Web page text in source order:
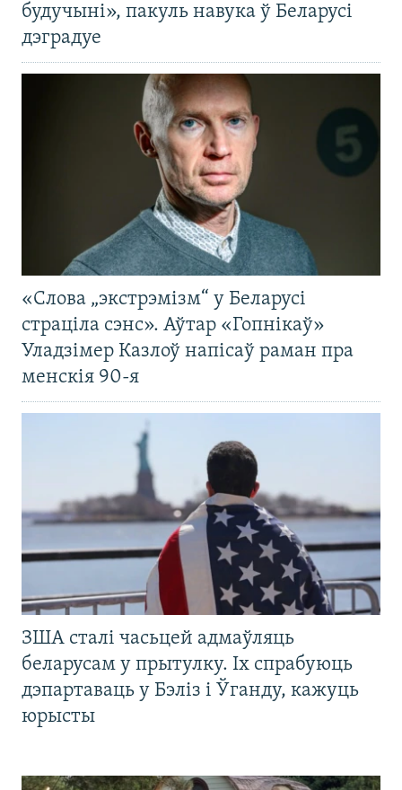
будучыні», пакуль навука ў Беларусі
дэградуе
«Слова „экстрэмізм“ у Беларусі
страціла сэнс». Аўтар «Гопнікаў»
Уладзімер Казлоў напісаў раман пра
менскія 90-я
ЗША сталі часьцей адмаўляць
беларусам у прытулку. Іх спрабуюць
дэпартаваць у Бэліз і Ўганду, кажуць
юрысты